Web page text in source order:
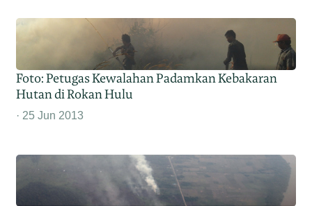
Foto: Petugas Kewalahan Padamkan Kebakaran
Hutan di Rokan Hulu
25 Jun 2013